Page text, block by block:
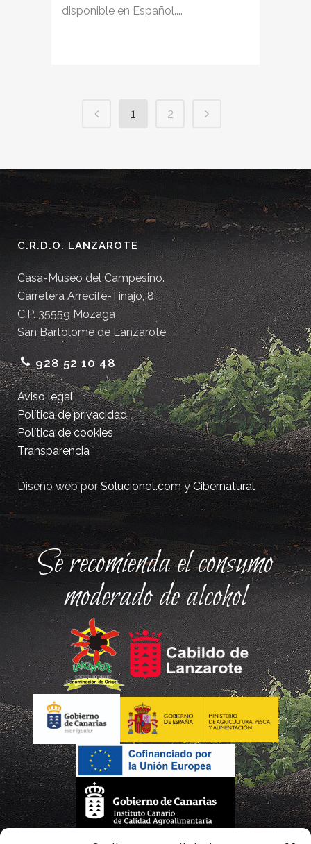
disponible en Español....
1 2
C.R.D.O. LANZAROTE
Casa-Museo del Campesino.
Carretera Arrecife-Tinajo, 8.
C.P. 35559 Mozaga
San Bartolomé de Lanzarote
928 52 10 48
Aviso legal
Política de privacidad
Política de cookies
Transparencia
Diseño web porSolucionet.comyCibernatural
Se recomienda el consumo
moderado de alcohol